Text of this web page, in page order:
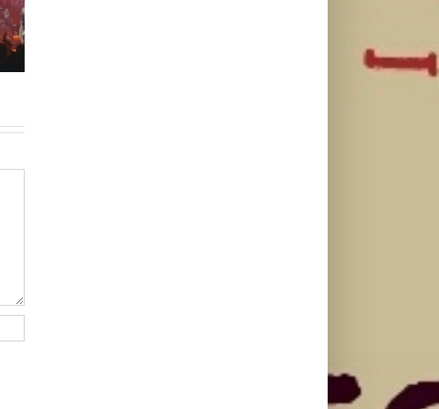
službeni
trejler za novu